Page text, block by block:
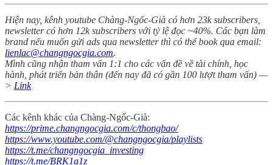
Hiện nay, kênh youtube Chàng-Ngốc-Già có hơn 23k subscribers,
newsletter có hơn 12k subscribers với tỷ lệ đọc ~40%. Các bạn làm
brand nếu muốn gửi ads qua newsletter thì có thể book qua email:
lienlac@changngocgia.com.
Mình cũng nhận tham vấn 1:1 cho các vấn đề về tài chính, học
hành, phát triển bản thân (đến nay đã có gần 100 lượt tham vấn) —
> Link
Các kênh khác của Chàng-Ngốc-Già:
https://prime.changngocgia.com/c/thongbao/
https://www.youtube.com/@changngocgia/playlists
https://t.me/changngocgia_investing
https://t.me/BRK1a1z